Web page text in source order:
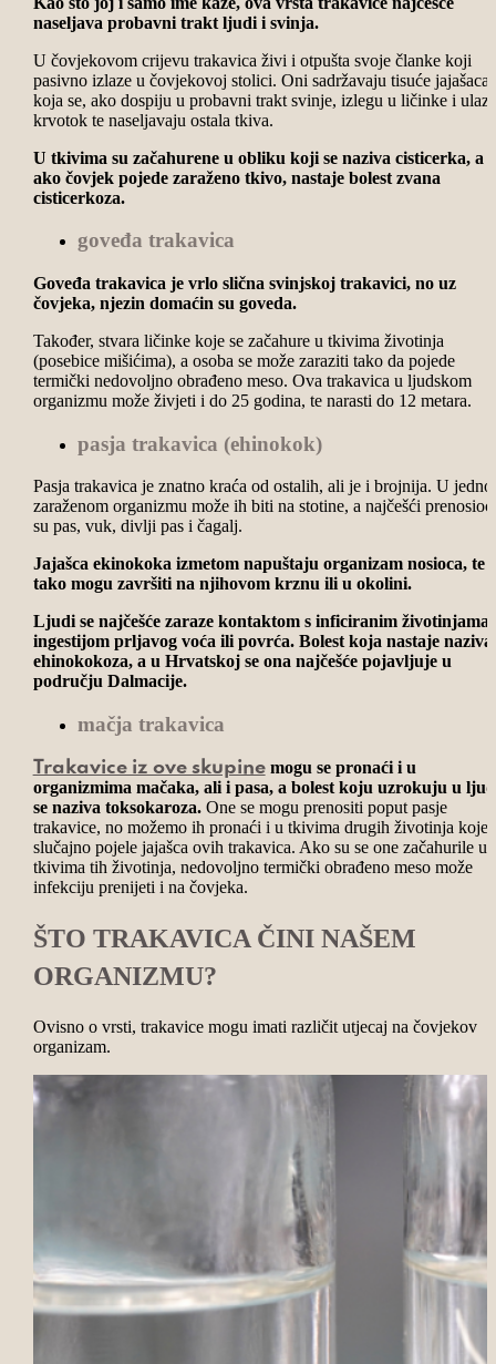
naseljava probavni trakt ljudi i svinja.
U čovjekovom crijevu trakavica živi i otpušta svoje članke koji
pasivno izlaze u čovjekovoj stolici. Oni sadržavaju tisuće jajašaca
koja se, ako dospiju u probavni trakt svinje, izlegu u ličinke i
krvotok te naseljavaju ostala tkiva.
U tkivima su začahurene u obliku koji se naziva cisticerka, a
ako čovjek pojede zaraženo tkivo, nastaje bolest zvana
cisticerkoza.
goveđa trakavica
Goveđa trakavica je vrlo slična svinjskoj trakavici, no uz
čovjeka, njezin domaćin su goveda.
Također, stvara ličinke koje se začahure u tkivima životinja
(posebice mišićima), a osoba se može zaraziti tako da pojede
termički nedovoljno obrađeno meso. Ova trakavica u ljudskom
organizmu može živjeti i do 25 godina, te narasti do 12 metara.
pasja trakavica (ehinokok)
Pasja trakavica je znatno kraća od ostalih, ali je i brojnija. U
zaraženom organizmu može ih biti na stotine, a najčešći prenosioci
su pas, vuk, divlji pas i čagalj.
Jajašca ekinokoka izmetom napuštaju organizam nosioca, te
tako mogu završiti na njihovom krznu ili u okolini.
Ljudi se najčešće zaraze kontaktom s inficiranim životinjama
ingestijom prljavog voća ili povrća. Bolest koja nastaje naziva
ehinokokoza, a u Hrvatskoj se ona najčešće pojavljuje u
području Dalmacije.
mačja trakavica
Trakavice iz ove skupinemogu se pronaći i u
organizmima mačaka, ali i pasa, a bolest koju uzrokuju u
se naziva toksokaroza.One se mogu prenositi poput pasje
trakavice, no možemo ih pronaći i u tkivima drugih životinja koje
slučajno pojele jajašca ovih trakavica. Ako su se one začahurile u
tkivima tih životinja, nedovoljno termički obrađeno meso može
infekciju prenijeti i na čovjeka.
ŠTO TRAKAVICA ČINI NAŠEM
ORGANIZMU?
Ovisno o vrsti, trakavice mogu imati različit utjecaj na čovjekov
organizam.